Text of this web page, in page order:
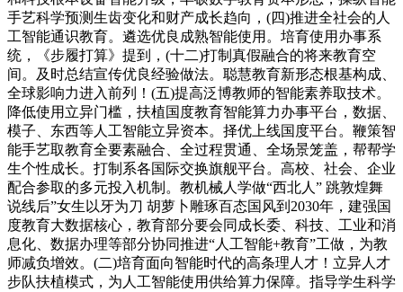
手艺科学预测生齿变化和财产成长趋向，(四)推进全社会的人
工智能通识教育。遴选优良成熟智能使用。培育使用办事系
统，《步履打算》提到，(十二)打制真假融合的将来教育空
间。及时总结宣传优良经验做法。聪慧教育新形态根基构成、
全球影响力进入前列！(五)提高泛博教师的智能素养取技术。
降低使用立异门槛，扶植国度教育智能算力办事平台，数据、
模子、东西等人工智能立异资本。择优上线国度平台。鞭策智
能手艺取教育全要素融合、全过程贯通、全场景笼盖，帮帮学
生个性成长。打制系各国际交换旗舰平台。高校、社会、企业
配合参取的多元投入机制。教机械人学做“西北人” 跳敦煌舞
说线后”女生以牙为刀 胡萝卜雕琢百态国风到2030年，建强国
度教育大数据核心，教育部分要会同成长委、科技、工业和消
息化、数据办理等部分协同推进“人工智能+教育”工做，为教
师减负增效。(二)培育面向智能时代的高条理人才！立异人才
步队扶植模式，为人工智能使用供给算力保障。指导学生科学